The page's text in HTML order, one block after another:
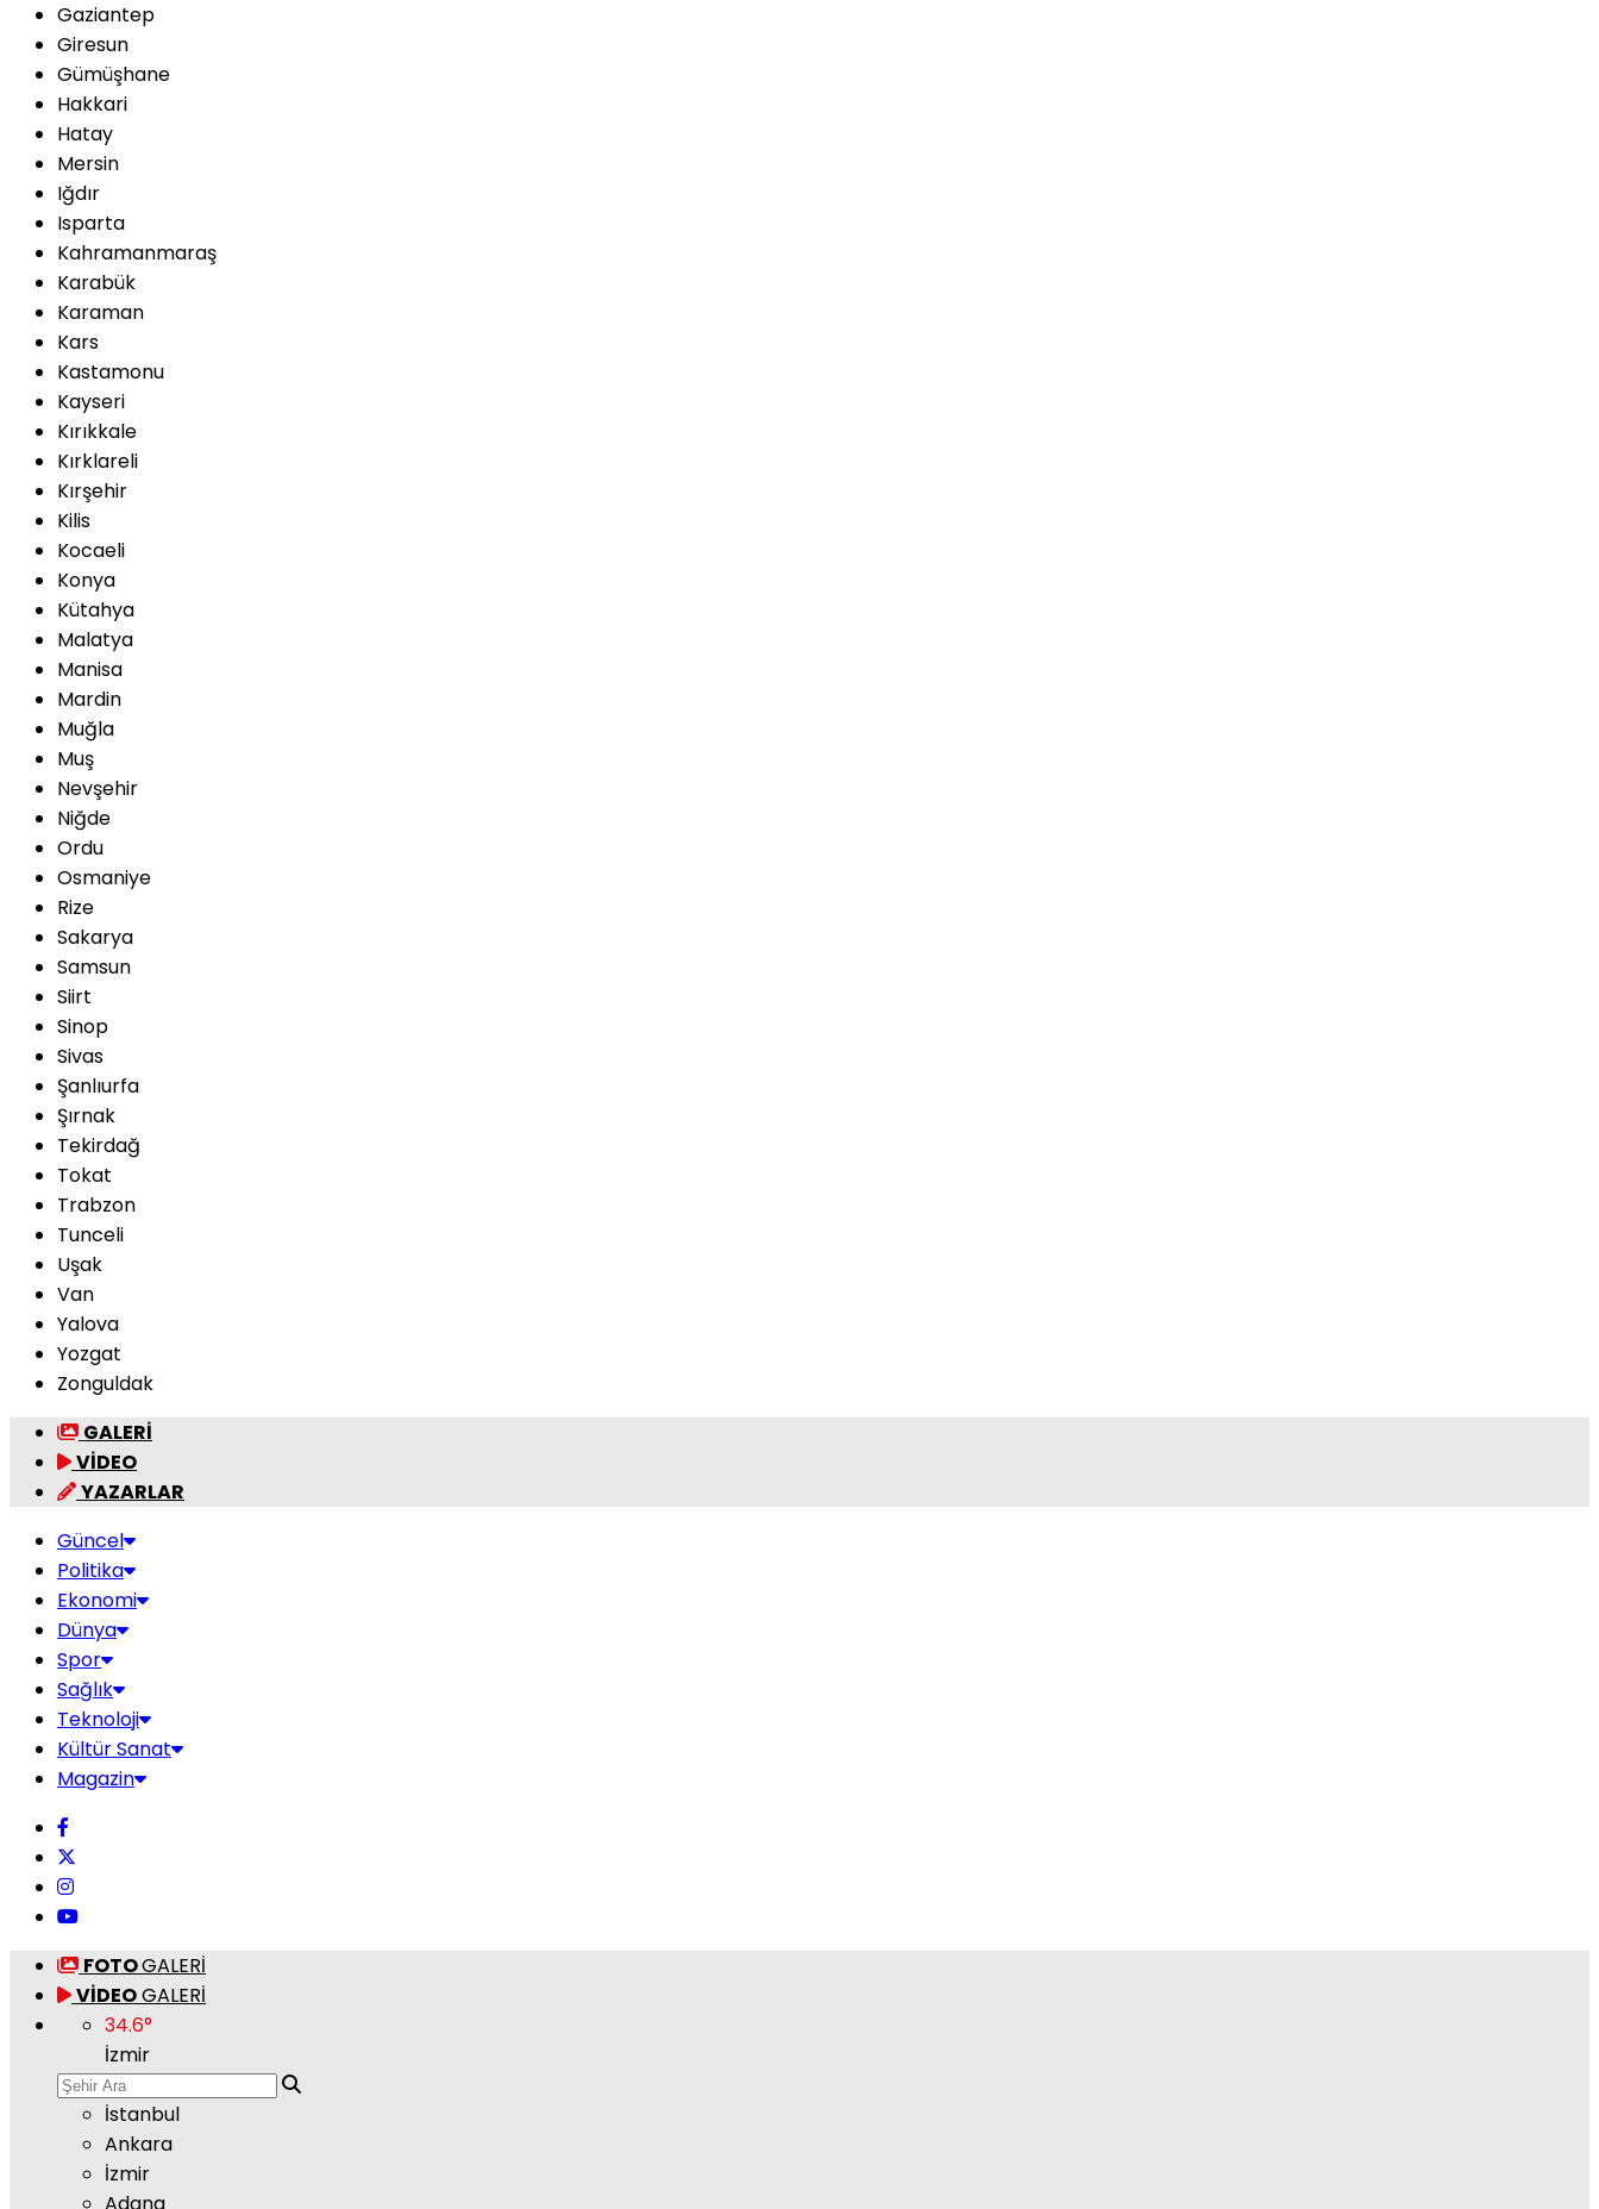
Gaziantep
Giresun
Gümüşhane
Hakkari
Hatay
Mersin
Iğdır
Isparta
Kahramanmaraş
Karabük
Karaman
Kars
Kastamonu
Kayseri
Kırıkkale
Kırklareli
Kırşehir
Kilis
Kocaeli
Konya
Kütahya
Malatya
Manisa
Mardin
Muğla
Muş
Nevşehir
Niğde
Ordu
Osmaniye
Rize
Sakarya
Samsun
Siirt
Sinop
Sivas
Şanlıurfa
Şırnak
Tekirdağ
Tokat
Trabzon
Tunceli
Uşak
Van
Yalova
Yozgat
Zonguldak
GALERİ
VİDEO
YAZARLAR
Güncel
Politika
Ekonomi
Dünya
Spor
Sağlık
Teknoloji
Kültür Sanat
Magazin
FOTOGALERİ
VİDEOGALERİ
34.6°
İzmir
İstanbul
Ankara
İzmir